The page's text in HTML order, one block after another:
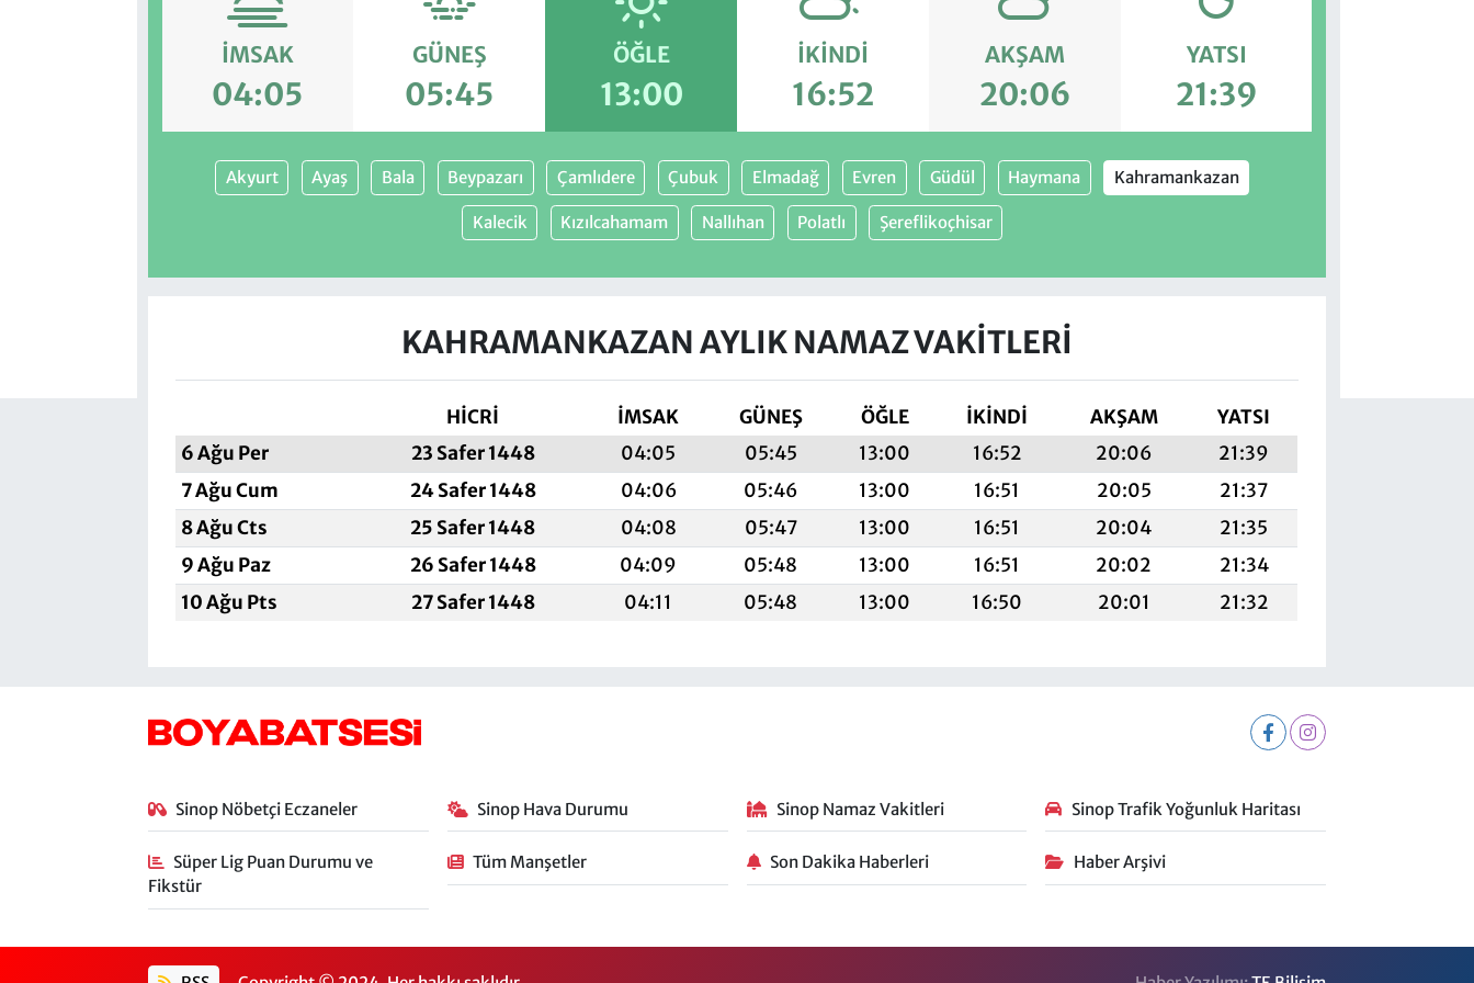
İMSAK
04:05
GÜNEŞ
05:45
ÖĞLE
13:00
İKINDI
16:52
AKŞAM
20:06
YATSI
21:39
Akyurt Ayaş Bala Beypazarı Çamlıdere Çubuk Elmadağ Evren Güdül Haymana Kahramankazan
Kalecik Kızılcahamam Nallıhan Polatlı Şereflikoçhisar
KAHRAMANKAZAN AYLIK NAMAZ VAKITLERI
HİCRİ İMSAK GÜNEŞ ÖĞLE İKINDI AKŞAM
YATSI
6 Ağu Per
23 Safer 1448 04:05 05:45 13:00 16:52 20:06
21:39
7 Ağu Cum
24 Safer 1448 04:06 05:46 13:00 16:51 20:05
21:37
8 Ağu Cts
25 Safer 1448 04:08 05:47 13:00 16:51 20:04
21:35
9 Ağu Paz
26 Safer 1448 04:09 05:48 13:00 16:51 20:02
21:34
10 Ağu Pts
27 Safer 1448 04:11 05:48 13:00 16:50 20:01 21:32
Sinop Nöbetçi Eczaneler Sinop Hava Durumu Sinop Namaz Vakitleri Sinop Trafik Yoğunluk Haritası
Süper Lig Puan Durumu ve
Fikstür
Tüm Manşetler Son Dakika Haberleri Haber Arşivi